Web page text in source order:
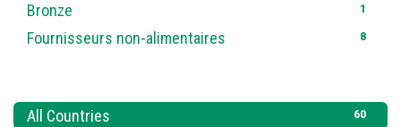
1
Bronze
8
Fournisseurs non-alimentaires
60
All Countries